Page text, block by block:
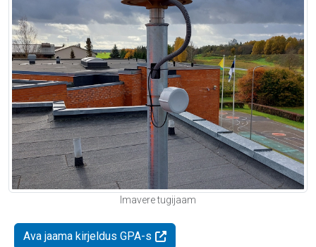
Imavere tugijaam
Ava jaama kirjeldus GPA-s